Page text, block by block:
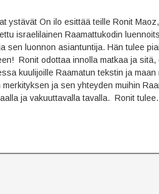
ystävät On ilo esittää teille Ronit
israelilainen Raamattukodin
sen luonnon asiantuntija. Hän tulee
Ronit odottaa innolla matkaa ja sitä,
kuulijoille Raamatun tekstin ja
merkityksen ja sen yhteyden muihin
ja vakuuttavalla tavalla. Ronit